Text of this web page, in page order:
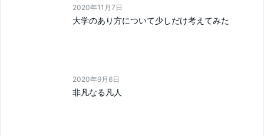
2020年11月7日
大学のあり方について少しだけ考えてみた
2020年9月6日
非凡なる凡人